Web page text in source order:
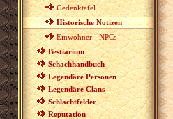
Gedenktafel
Historische Notizen
Einwohner - NPCs
Bestiarium
Schachhandbuch
Legendäre Personen
Legendäre Clans
Schlachtfelder
Reputation